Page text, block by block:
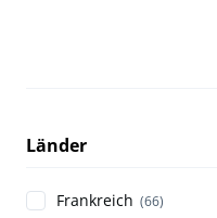
Länder
Frankreich (66)